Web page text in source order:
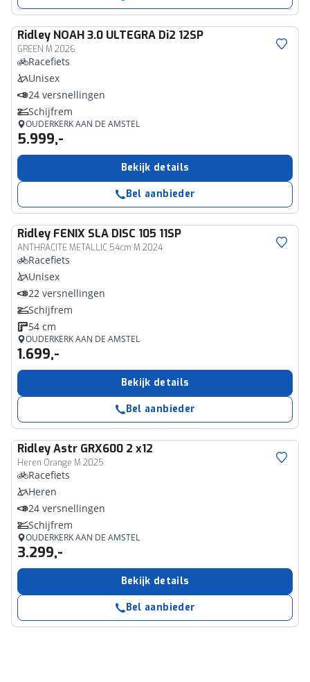
Ridley NOAH 3.0 ULTEGRA Di2 12SP
GREEN M 2026
Racefiets
Unisex
24 versnellingen
Schijfrem
OUDERKERK AAN DE AMSTEL
5.999,-
Bekijk details
Bel aanbieder
Ridley FENIX SLA DISC 105 11SP
ANTHRACITE METALLIC 54cm M 2024
Racefiets
Unisex
22 versnellingen
Schijfrem
54 cm
OUDERKERK AAN DE AMSTEL
1.699,-
Bekijk details
Bel aanbieder
RidleyAstr GRX600 2 x12
Heren Orange M 2025
Racefiets
Heren
24 versnellingen
Schijfrem
OUDERKERK AAN DE AMSTEL
3.299,-
Bekijk details
Bel aanbieder